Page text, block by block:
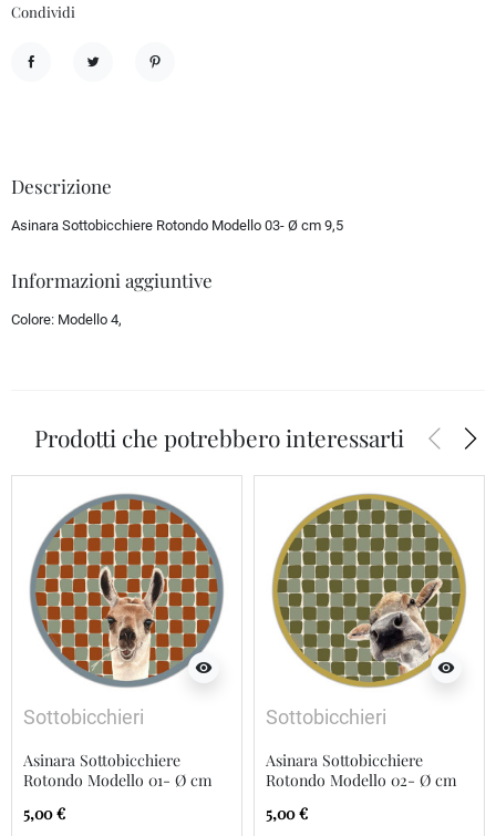
Condividi
Descrizione
Asinara Sottobicchiere Rotondo Modello 03- Ø cm 9,5
Informazioni aggiuntive
Colore: Modello 4,
Prodotti che potrebbero interessarti arrow_back_ios arrow_forward_ios
visibility
Sottobicchieri
Asinara Sottobicchiere
Rotondo Modello 01- Ø cm
5,00 €
visibility
Sottobicchieri
Asinara Sottobicchiere
Rotondo Modello 02- Ø cm
5,00 €